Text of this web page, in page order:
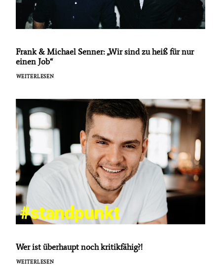
Frank & Michael Senner: „Wir sind zu heiß für nur
einen Job“
WEITERLESEN
Wer ist überhaupt noch kritikfähig?!
WEITERLESEN